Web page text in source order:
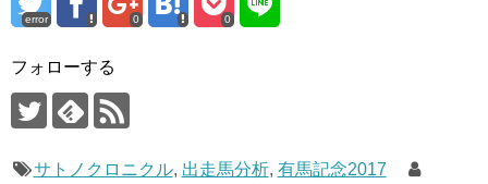
error 0 0
フォローする
サトノクロニクル, 出走馬分析, 有馬記念2017